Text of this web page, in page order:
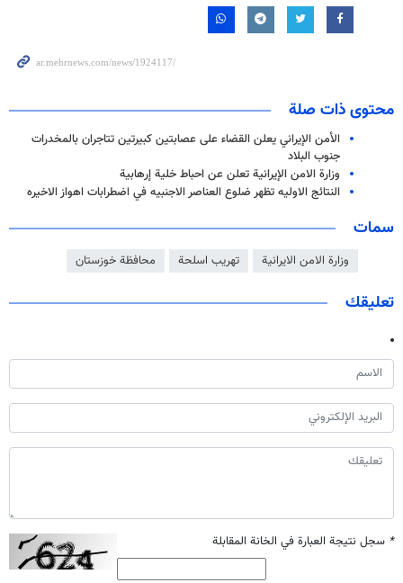
محتوى ذات صلة
الأمن الإيراني يعلن القضاء على عصابتين كبيرتين تتاجران بالمخدرات
جنوب البلاد
وزارة الامن الإيرانية تعلن عن احباط خلية إرهابية
النتائج الاوليه تظهر ضلوع العناصر الاجنبيه في اضطرابات اهواز الاخيره
سمات
وزارة الامن الايرانية تهريب اسلحة محافظة خوزستان
تعليقك
* سجل نتيجة العبارة في الخانة المقابلة